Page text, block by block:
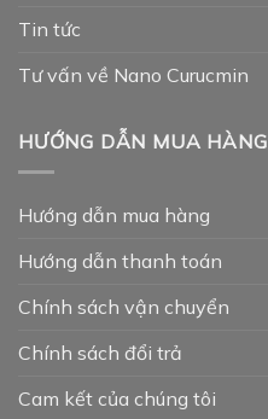
Tin tức
Tư vấn về Nano Curucmin
HƯỚNG DẪN MUA HÀNG
Hướng dẫn mua hàng
Hướng dẫn thanh toán
Chính sách vận chuyển
Chính sách đổi trả
Cam kết của chúng tôi